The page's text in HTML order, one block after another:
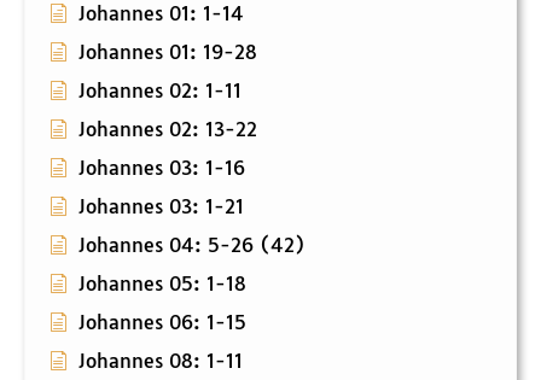
Johannes 01: 1-14
Johannes 01: 19-28
Johannes 02: 1-11
Johannes 02: 13-22
Johannes 03: 1-16
Johannes 03: 1-21
Johannes 04: 5-26 (42)
Johannes 05: 1-18
Johannes 06: 1-15
Johannes 08: 1-11